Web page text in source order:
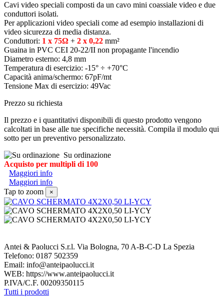
Cavi video speciali composti da un cavo mini coassiale video e due
conduttori isolati.
Per applicazioni video speciali come ad esempio installazioni di
video sicurezza di media distanza.
Conduttori: 1 x 75Ω + 2 x 0,22 mm²
Guaina in PVC CEI 20-22/II non propagante l'incendio
Diametro esterno: 4,8 mm
Temperatura di esercizio: -15° ÷ +70°C
Capacità anima/schermo: 67pF/mt
Tensione Max di esercizio: 49Vac
Prezzo su richiesta
Il prezzo e i quantitativi disponibili di questo prodotto vengono
calcoltati in base alle tue specifiche necessità. Compila il modulo qui
sotto per un preventivo personalizzato.
Su ordinazione
Acquisto per multipli di 100
Maggiori info
Maggiori info
Tap to zoom
×
Antei & Paolucci S.r.l. Via Bologna, 70 A-B-C-D La Spezia
Telefono: 0187 502359
Email: info@anteipaolucci.it
WEB: https://www.anteipaolucci.it
P.IVA/C.F. 00209350115
Tutti i prodotti